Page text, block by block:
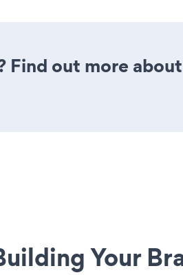
Find out more
Your